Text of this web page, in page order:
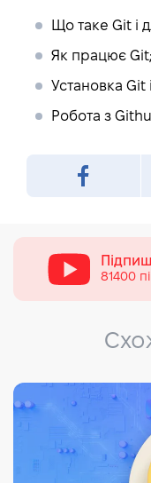
Що таке Git і
Як працює Git;
Установка Git
Робота з
81400